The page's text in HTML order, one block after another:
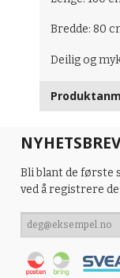
Bredde: 80
Deilig og
Bli blant de første
ved å registrere